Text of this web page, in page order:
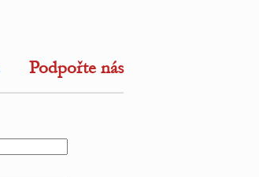
Podpořte nás